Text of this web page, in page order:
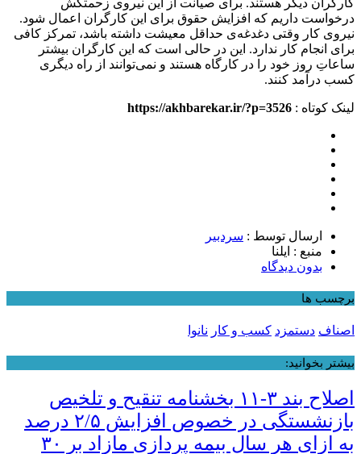
درخواست داریم که افزایش حقوق برای این کارگران اعمال شود.
نیروی کار وقتی دغدغه‌ی حداقل معیشت داشته باشد، تمرکز کافی
برای انجام کار ندارد. این در حالی است که این کارگران بیشتر
ساعاتِ روز خود را در کارگاه هستند و نمی‌توانند از راه دیگری
کسب درآمد کنند.
لینک کوتاه : https://akhbarekar.ir/?p=3526
ارسال توسط : سردبیر
منبع : ایلنا
بدون دیدگاه
برچسب ها
اصناف دستمزد کسب و کار نانوا
بیشتر بخوانید:
اصلاح بند ۳‏-۱۱ بخشنامه تنقیح و تلخیص
بازنشستگی در خصوص افزایش ۵‏‏‏‏‏‏‏‏‏/۲ درصد